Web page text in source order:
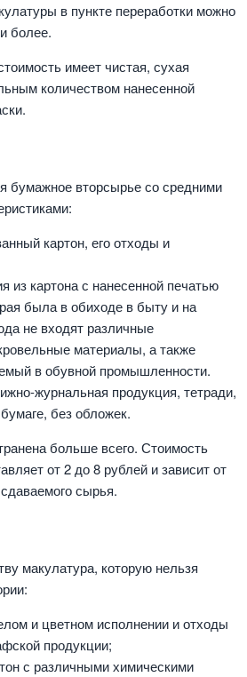
в пункте переработки можно
более.
имеет чистая, сухая
количеством нанесенной
бумажное вторсырье со средними
картон, его отходы и
картона с нанесенной печатью
была в обиходе в быту и на
не входят различные
материалы, а также
в обувной промышленности.
журнальная продукция, тетради,
без обложек.
больше всего. Стоимость
от 2 до 8 рублей и зависит от
сырья.
макулатура, которую нельзя
и цветном исполнении и отходы
продукции;
с различными химическими